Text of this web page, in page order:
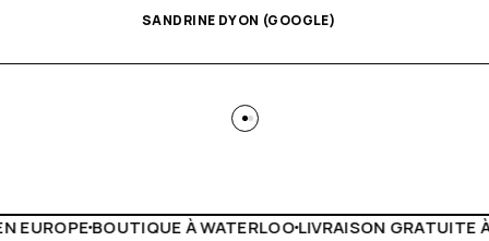
SANDRINE DYON (GOOGLE)
LIVRAISON GRATUITE À PARTIR DE 150€ LIVE